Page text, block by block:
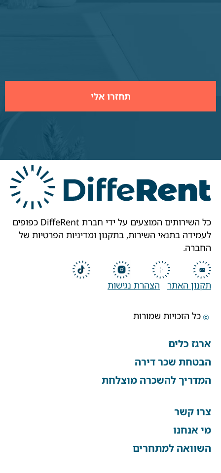
כל השירותים המוצעים על ידי חברת DiffeRent כפופים
לעמידה בתנאי השירות, בתקנון ומדיניות הפרטיות של
החברה.
תקנון האתר הצהרת נגישות
כל הזכויות שמורות
ארגז כלים
הבטחת שכר דירה
המדריך להשכרה מוצלחת
צרו קשר
מי אנחנו
השוואה למתחרים